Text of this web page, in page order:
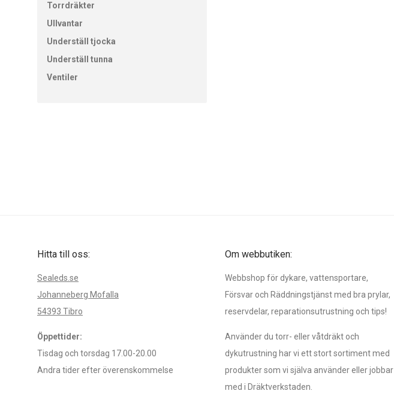
Torrdräkter
Ullvantar
Underställ tjocka
Underställ tunna
Ventiler
Hitta till oss:
Sealeds.se
Johanneberg Mofalla
54393 Tibro
Öppettider:
Tisdag och torsdag 17.00-20.00
Andra tider efter överenskommelse
Om webbutiken:
Webbshop för dykare, vattensportare,
Försvar och Räddningstjänst med bra prylar,
reservdelar, reparationsutrustning och tips!
Använder du torr- eller våtdräkt och
dykutrustning har vi ett stort sortiment med
produkter som vi själva använder eller jobbar
med i Dräktverkstaden.